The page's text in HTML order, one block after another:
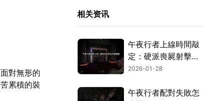
對無形的
累積的裝
相关资讯
午夜行者上線時間敲
定：硬派喪屍射擊遊
戲遊玩攻略！
2026-01-28
午夜行者配對失敗怎